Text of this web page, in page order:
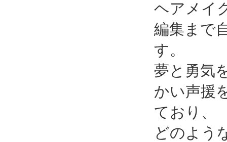
ヘアメイ
編集まで
す。
夢と勇気
かい声援
ており、
どのよう